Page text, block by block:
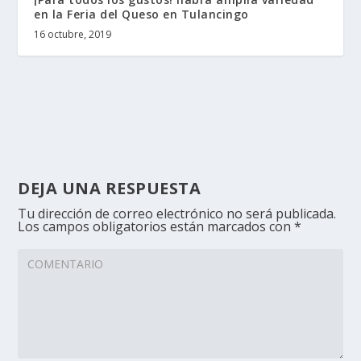
en la Feria del Queso en Tulancingo
16 octubre, 2019
DEJA UNA RESPUESTA
Tu dirección de correo electrónico no será publicada.
Los campos obligatorios están marcados con*